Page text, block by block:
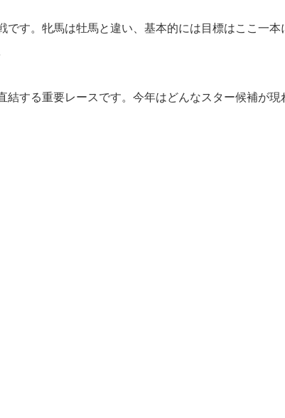
です。牝馬は牡馬と違い、基本的には目標はここ一
結する重要レースです。今年はどんなスター候補が現